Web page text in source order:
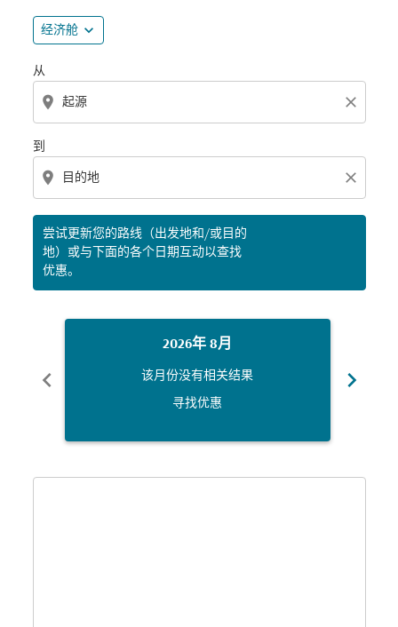
经济舱 expand_more
从
location_on close
到
location_on close
尝试更新您的路线（出发地和/或目的
地）或与下面的各个日期互动以查找
优惠。
chevron_left
2026年 8月
该月份没有相关结果
寻找优惠
chevron_right